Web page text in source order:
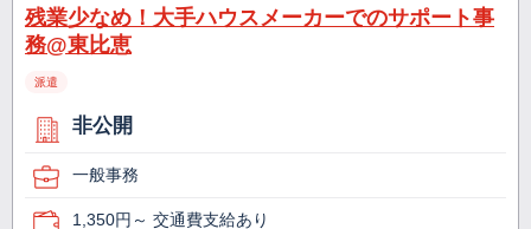
残業少なめ！大手ハウスメーカーでのサポート事
務@東比恵
派遣
非公開
一般事務
1,350円～ 交通費支給あり